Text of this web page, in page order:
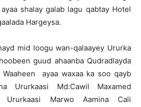
shalay galab lagu qabtay Hotel
Hargeysa.
mid loogu wan-qalaayey Ururka
guud ahaanba Qudradlayda
Waaheen ayaa waxaa ka soo qayb
Ururkaasi Md:Cawil Maxamed
Ururkaasi Marwo Aamina Cali